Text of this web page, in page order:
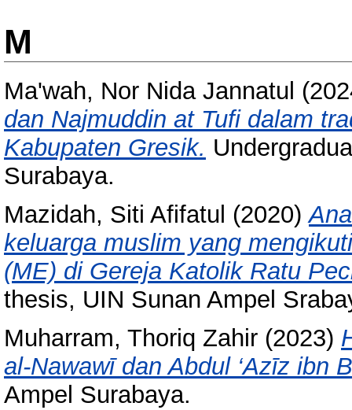
M
Ma'wah, Nor Nida Jannatul
dan Najmuddin at Tufi dalam
Kabupaten Gresik.
Surabaya.
Mazidah, Siti Afifatul (2020)
keluarga muslim yang
(ME) di Gereja Katolik Ratu
thesis, UIN Sunan Ampel
Muharram, Thoriq Zahir (2023)
al-Nawawī dan Abdul ‘Azīz ibn
Ampel Surabaya.